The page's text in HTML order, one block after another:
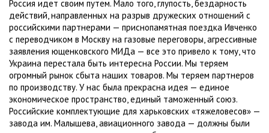
Россия идет своим путем. Мало того, глупость, бездарность
действий, направленных на разрыв дружеских отношений с
российскими партнерами — приснопамятная поездка Ивченко
с переводчиком в Москву на газовые переговоры, агрессивные
заявления ющенковского МИДа — все это привело к тому, что
Украина перестала быть интересна России. Мы теряем
огромный рынок сбыта наших товаров. Мы теряем партнеров
по производству. У нас была прекрасна идея — единое
экономическое пространство, единый таможенный союз.
Российские комплектующие для харьковских «тяжеловесов» —
завода им. Малышева, авиационного завода — должны были